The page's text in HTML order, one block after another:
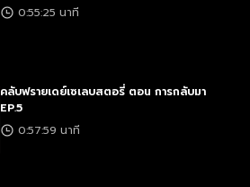
0:55:25 นาที
คลับฟรายเดย์เซเลบสตอรี่ ตอน การกลับมา
EP.5
0:57:59 นาที